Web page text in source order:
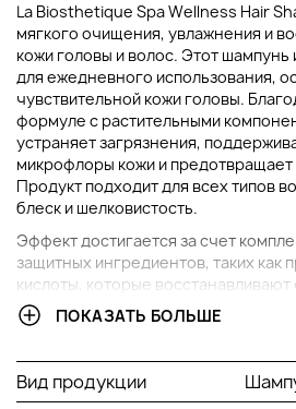
La Biosthetique Spa Wellness Hair
мягкого очищения, увлажнения и
кожи головы и волос. Этот
для ежедневного использования,
чувствительной кожи головы.
формуле с растительными
устраняет загрязнения,
микрофлоры кожи и
Продукт подходит для всех типов
блеск и шелковистость.
Эффект достигается за счет
защитных ингредиентов, таких как
кислоты, которые
кожи головы, уменьшают
здоровому росту волос.
ОСНОВНЫЕ ИНГРЕДИЕНТЫ И ИХ
ПОКАЗАТЬ БОЛЬШЕ
Вид продукции